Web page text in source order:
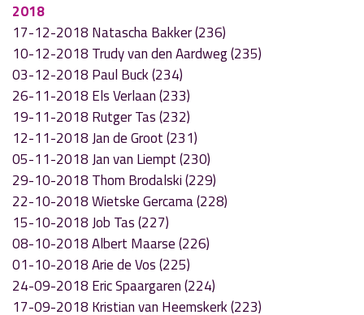
2018
17-12-2018 Natascha Bakker (236)
10-12-2018 Trudy van den Aardweg (235)
03-12-2018 Paul Buck (234)
26-11-2018 Els Verlaan (233)
19-11-2018 Rutger Tas (232)
12-11-2018 Jan de Groot (231)
05-11-2018 Jan van Liempt (230)
29-10-2018 Thom Brodalski (229)
22-10-2018 Wietske Gercama (228)
15-10-2018 Job Tas (227)
08-10-2018 Albert Maarse (226)
01-10-2018 Arie de Vos (225)
24-09-2018 Eric Spaargaren (224)
17-09-2018 Kristian van Heemskerk (223)